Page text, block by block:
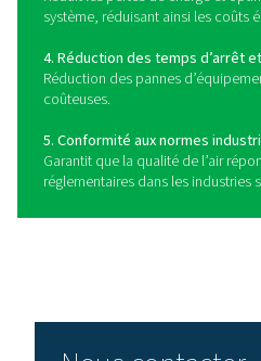
Comment
Le choix du bon filtre
dépend de plusieurs
contaminants présents,